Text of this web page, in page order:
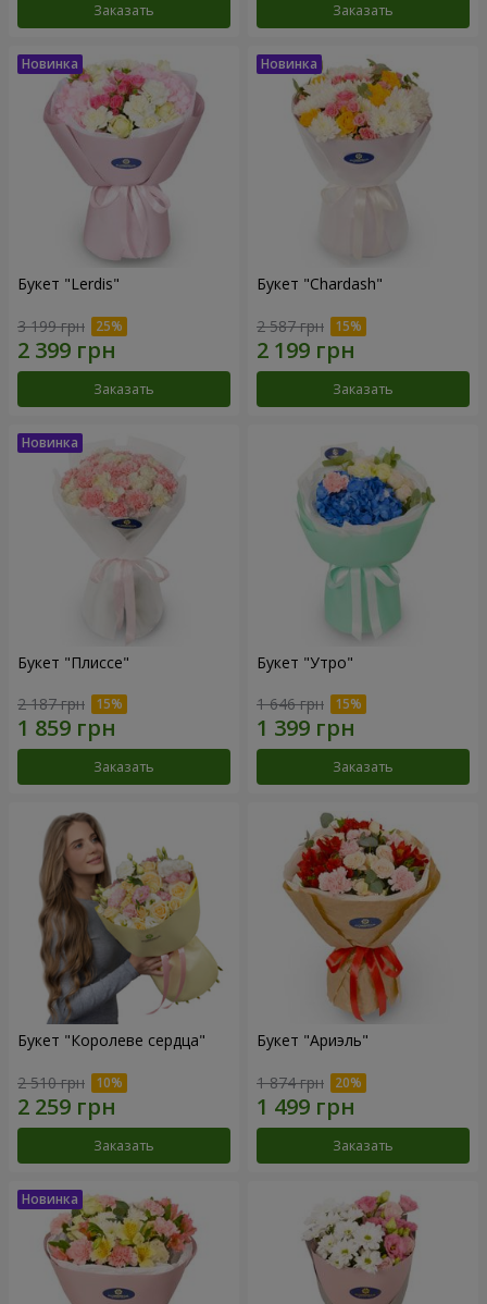
Заказать Заказать
Букет "Lerdis"
3 199 грн
Заказать
Букет "Chardash"
2 587 грн
Заказать
Букет "Плиссе"
2 187 грн
Заказать
Букет "Утро"
1 646 грн
Заказать
Букет "Королеве сердца"
2 510 грн
Заказать
Букет "Ариэль"
1 874 грн
Заказать